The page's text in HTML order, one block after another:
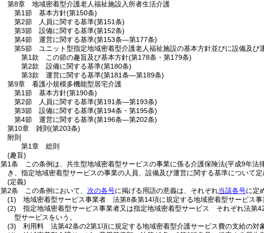
第8章
地域密着型介護老人福祉施設入所者生活介護
第1節
基本方針(第150条)
第2節
人員に関する基準(第151条)
第3節
設備に関する基準(第152条)
第4節
運営に関する基準(第153条―第177条)
第5節
ユニット型指定地域密着型介護老人福祉施設の基本方針並びに設備及び
第1款
この節の趣旨及び基本方針(第178条・第179条)
第2款
設備に関する基準(第180条)
第3款
運営に関する基準(第181条―第189条)
第9章
看護小規模多機能型居宅介護
第1節
基本方針(第190条)
第2節
人員に関する基準(第191条―第193条)
第3節
設備に関する基準(第194条・第195条)
第4節
運営に関する基準(第196条―第202条)
第10章
雑則 (第203条)
附則
第1章
総則
(趣旨)
第1条
この条例は、共生型地域密着型サービスの事業に係る介護保険法(平成9年法
き、指定地域密着型サービスの事業の人員、設備及び運営に関する基準について定
(定義)
第2条
この条例において、 次の各号に掲げる用語の意義は、それぞれ当該各号に定
(1)
地域密着型サービス事業者 法第8条第14項に規定する地域密着型サービス事
(2)
指定地域密着型サービス事業者又は指定地域密着型サービス それぞれ法第
型サービスをいう。
(3)
利用料 法第42条の2第1項に規定する地域密着型介護サービス費の支給の対